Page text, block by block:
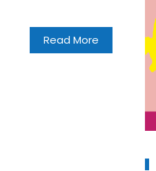
Read More